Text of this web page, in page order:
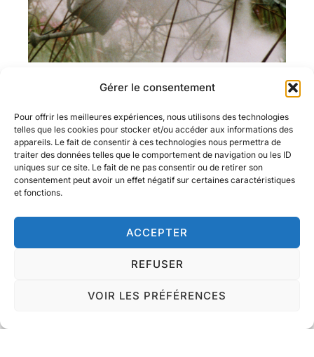
Gérer le consentement
Pour offrir les meilleures expériences, nous utilisons des technologies
telles que les cookies pour stocker et/ou accéder aux informations des
appareils. Le fait de consentir à ces technologies nous permettra de
traiter des données telles que le comportement de navigation ou les ID
uniques sur ce site. Le fait de ne pas consentir ou de retirer son
consentement peut avoir un effet négatif sur certaines caractéristiques
et fonctions.
ACCEPTER
REFUSER
VOIR LES PRÉFÉRENCES